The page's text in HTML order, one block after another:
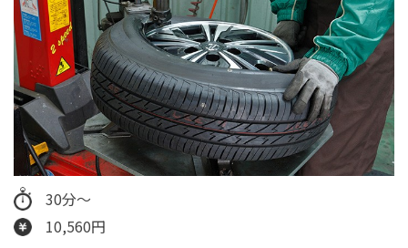
30分～
10,560円